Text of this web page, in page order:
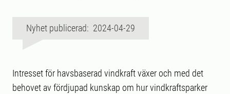
Nyhet publicerad: 2024-04-29
Intresset för havsbaserad vindkraft växer och med det
behovet av fördjupad kunskap om hur vindkraftsparker